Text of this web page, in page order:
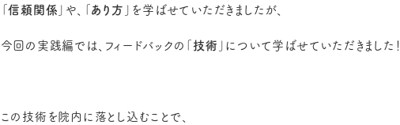
「信頼関係 」や、「あり方 」を学ばせていただきましたが、
今回の実践編では、フィードバックの「技術 」について学ばせていただきました！
この技術を院内に落とし込むことで、